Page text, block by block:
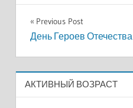
Навигация
по
записям
Previous Post
День Героев Отечества
АКТИВНЫЙ ВОЗРАСТ